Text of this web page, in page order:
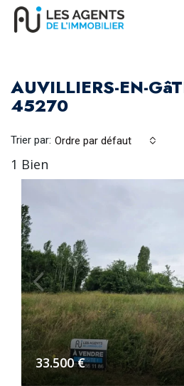
AUVILLIERS-EN-
45270
1 Bien
Trier par: Ordre par défaut
33.500 €